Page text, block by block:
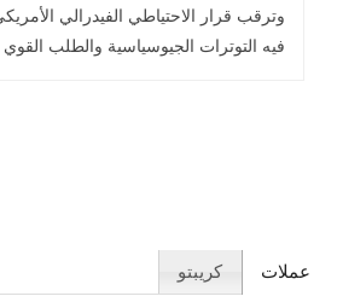
وترقب قرار الاحتياطي الفيدرالي
فيه التوترات الجيوسياسية والطلب
عملات كريبتو